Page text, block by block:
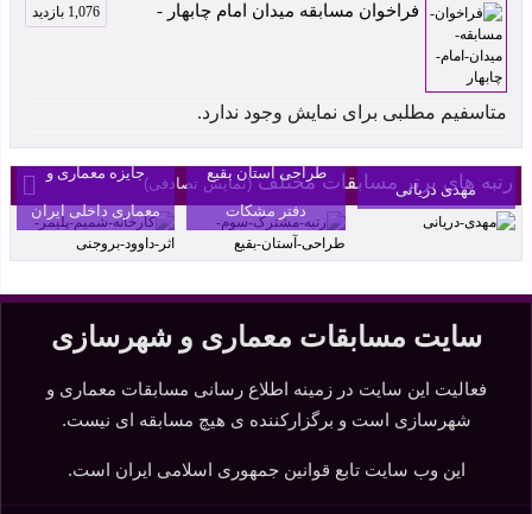
فراخوان مسابقه میدان امام چابهار - 1,076 بازدید
متاسفیم مطلبی برای نمایش وجود ندارد.
رتبه های برتر مسابقات مختلف(نمایش تصادفی)
سردر مجموعه
بنکداران آمل اثر
مهدی دریانی
طراحی آستان بقیع
دفتر مشکات
جایزه معماری و
معماری داخلی ایران
سایت مسابقات معماری و شهرسازی
فعالیت این سایت در زمینه اطلاع رسانی مسابقات معماری و
شهرسازی است و برگزارکننده ی هیچ مسابقه ای نیست.
این وب سایت تابع قوانین جمهوری اسلامی ایران است.